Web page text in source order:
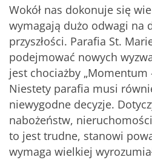
Wokół nas dokonuje się
wymagają dużo odwagi na
przyszłości. Parafia St.
podejmować nowych
jest chociażby „Momentum
Niestety parafia musi
niewygodne decyzje.
nabożeństw,
to jest trudne, stanowi
wymaga wielkiej